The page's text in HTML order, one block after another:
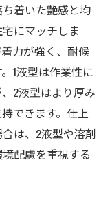
着いた艶感と均
にマッチしま
力が強く、耐候
1液型は作業性に
2液型はより厚み
できます。仕上
は、2液型や溶剤
配慮を重視する